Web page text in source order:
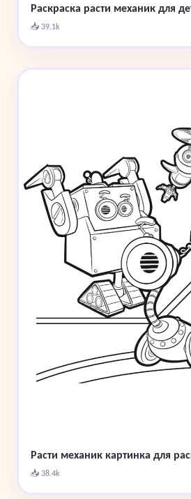
Раскраска расти механик для
📥 39.1k
Расти механик картинка для
📥 38.4k